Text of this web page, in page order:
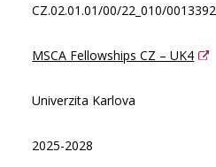
CZ.02.01.01/00/22_010/0013392
MSCA Fellowships CZ – UK4
Univerzita Karlova
2025-2028